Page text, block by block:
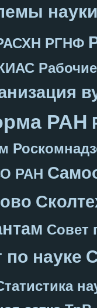
науки
РГНФ
РАН
РАН
Совет
по науке